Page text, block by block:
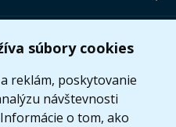
súbory cookies
reklám, poskytovanie
návštevnosti
o tom, ako